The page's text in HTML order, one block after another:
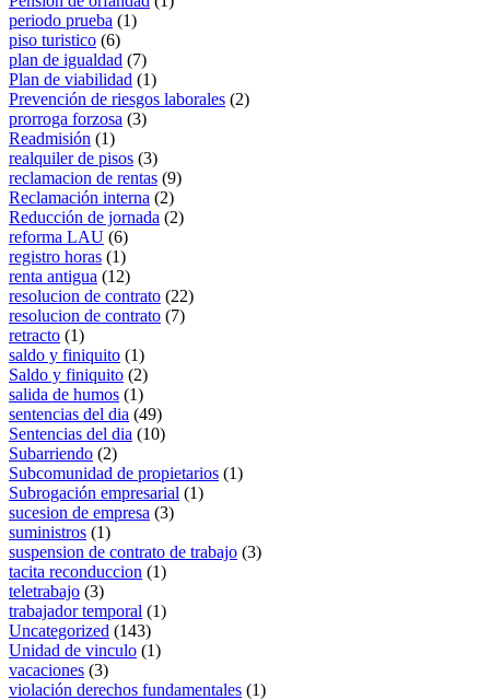
periodo prueba (1)
piso turistico (6)
plan de igualdad (7)
Plan de viabilidad (1)
Prevención de riesgos laborales (2)
prorroga forzosa (3)
Readmisión (1)
realquiler de pisos (3)
reclamacion de rentas (9)
Reclamación interna (2)
Reducción de jornada (2)
reforma LAU (6)
registro horas (1)
renta antigua (12)
resolucion de contrato (22)
resolucion de contrato (7)
retracto (1)
saldo y finiquito (1)
Saldo y finiquito (2)
salida de humos (1)
sentencias del dia (49)
Sentencias del dia (10)
Subarriendo (2)
Subcomunidad de propietarios (1)
Subrogación empresarial (1)
sucesion de empresa (3)
suministros (1)
suspension de contrato de trabajo (3)
tacita reconduccion (1)
teletrabajo (3)
trabajador temporal (1)
Uncategorized (143)
Unidad de vinculo (1)
vacaciones (3)
violación derechos fundamentales (1)